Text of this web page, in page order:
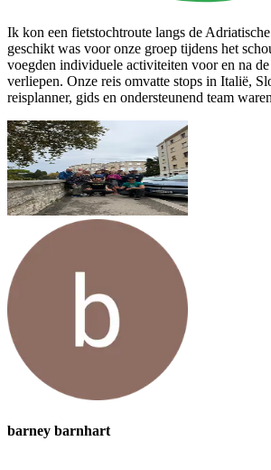
Ik kon een fietstochtroute langs de
geschikt was voor onze groep tijdens het
voegden individuele activiteiten voor en na de
verliepen. Onze reis omvatte stops in Italië,
reisplanner, gids en ondersteunend team
barney barnhart